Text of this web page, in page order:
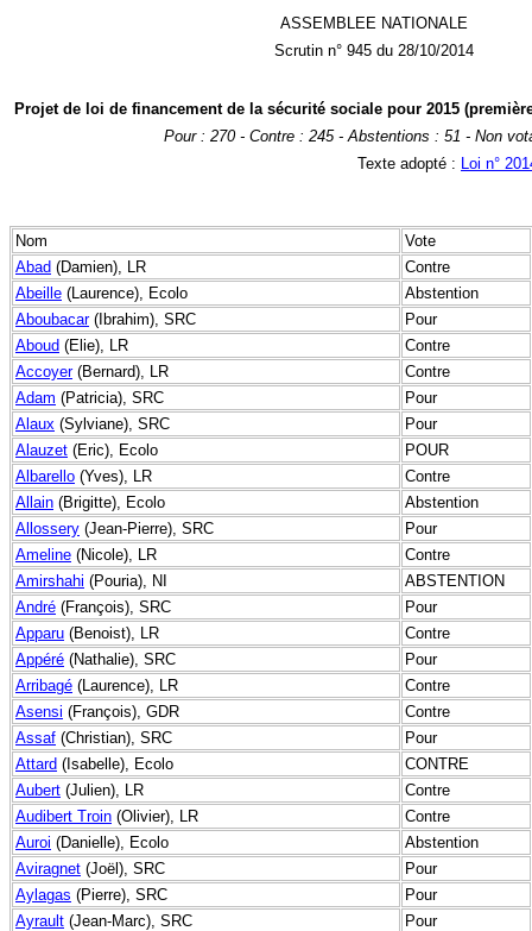
ASSEMBLEE NATIONALE
Scrutin n° 945 du 28/10/2014
Projet de loi de financement de la sécurité sociale pour 2015
Pour : 270 - Contre : 245 - Abstentions : 51 - Non
Texte adopté : Loi n°
Nom
Vote
Abad (Damien), LR
Contre
Abeille (Laurence), Ecolo
Abstention
Aboubacar(Ibrahim), SRC
Pour
Aboud (Elie), LR
Contre
Accoyer(Bernard), LR
Contre
Adam (Patricia), SRC
Pour
Alaux (Sylviane), SRC
Pour
Alauzet (Eric), Ecolo
POUR
Albarello (Yves), LR
Contre
Allain (Brigitte), Ecolo
Abstention
Allossery (Jean-Pierre), SRC
Pour
Ameline (Nicole), LR
Contre
Amirshahi (Pouria), NI
ABSTENTION
André (François), SRC
Pour
Apparu (Benoist), LR
Contre
Appéré (Nathalie), SRC
Pour
Arribagé (Laurence), LR
Contre
Asensi (François), GDR
Contre
Assaf (Christian), SRC
Pour
Attard (Isabelle), Ecolo
CONTRE
Aubert (Julien), LR
Contre
Audibert Troin (Olivier), LR
Contre
Auroi (Danielle), Ecolo
Abstention
Aviragnet (Joël), SRC
Pour
Aylagas (Pierre), SRC
Pour
Ayrault (Jean-Marc), SRC
Pour